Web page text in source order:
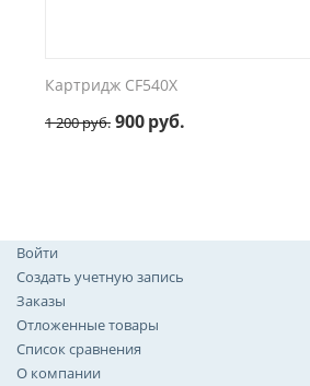
Картридж CF540X
1 200руб. 900руб.
Войти
Создать учетную запись
Заказы
Отложенные товары
Список сравнения
О компании